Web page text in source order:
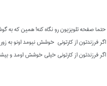
صفحه تلویزیون رو نگاه کنه! همین که به
فرزندتون از کارتونی خوشش نیومد اونو به
فرزندتون از کارتونی خیلی خوشش اومد و